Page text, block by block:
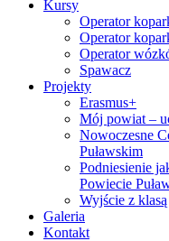
Kursy
Operator
Operator
Operator
Spawacz
Projekty
Erasmus+
Mój powiat –
Nowoczesne
Puławskim
Podniesienie
Powiecie
Wyjście z klasą
Galeria
Kontakt